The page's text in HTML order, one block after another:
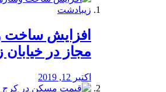
افزایش ساخت
مجاز در
اکتبر 12, 2019